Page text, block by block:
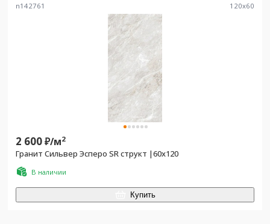
n142761 120x60
2 600₽/м2
Гранит Сильвер Эсперо SR структ |60x120
В наличии
Купить